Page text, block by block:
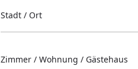
Stadt / Ort
Zimmer / Wohnung / Gästehaus